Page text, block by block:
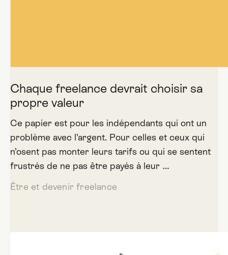
Chaque freelance devrait choisir sa
propre valeur
Ce papier est pour les indépendants qui ont un
problème avec l’argent. Pour celles et ceux qui
n’osent pas monter leurs tarifs ou qui se sentent
frustrés de ne pas être payés à leur …
Être et devenir freelance